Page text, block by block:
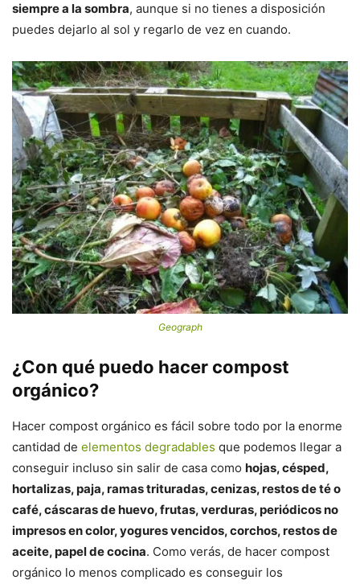
siempre a la sombra, aunque si no tienes a disposición
puedes dejarlo al sol y regarlo de vez en cuando.
Geograph
¿Con qué puedo hacer compost
orgánico?
Hacer compost orgánico es fácil sobre todo por la enorme
cantidad de elementos degradables que podemos llegar a
conseguir incluso sin salir de casa como hojas, césped,
hortalizas, paja, ramas trituradas, cenizas, restos de té o
café, cáscaras de huevo, frutas, verduras, periódicos no
impresos en color, yogures vencidos, corchos, restos de
aceite, papel de cocina. Como verás, de hacer compost
orgánico lo menos complicado es conseguir los